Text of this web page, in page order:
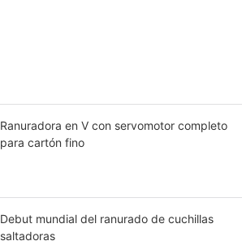
Ranuradora en V con servomotor completo
para cartón fino
Debut mundial del ranurado de cuchillas
saltadoras